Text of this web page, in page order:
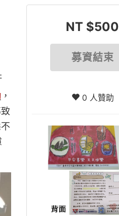
，
NT $500
募資結束
0 人贊助